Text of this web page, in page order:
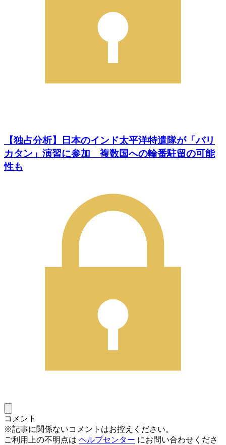
【独占分析】日本のインド太平洋特遣隊が「バリ
カタン」演習に参加 複数国への輪番駐留の可能
性も
コメント
※記事に関係ないコメントはお控えください。
ご利用上の不明点は ヘルプセンター にお問い合わせくださ